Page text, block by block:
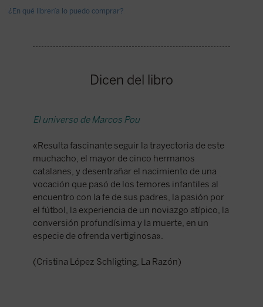
¿En qué librería lo puedo comprar?
Dicen del libro
El universo de Marcos Pou
«Resulta fascinante seguir la trayectoria de este
muchacho, el mayor de cinco hermanos
catalanes, y desentrañar el nacimiento de una
vocación que pasó de los temores infantiles al
encuentro con la fe de sus padres, la pasión por
el fútbol, la experiencia de un noviazgo atípico, la
conversión profundísima y la muerte, en un
especie de ofrenda vertiginosa».
(Cristina López Schligting, La Razón)